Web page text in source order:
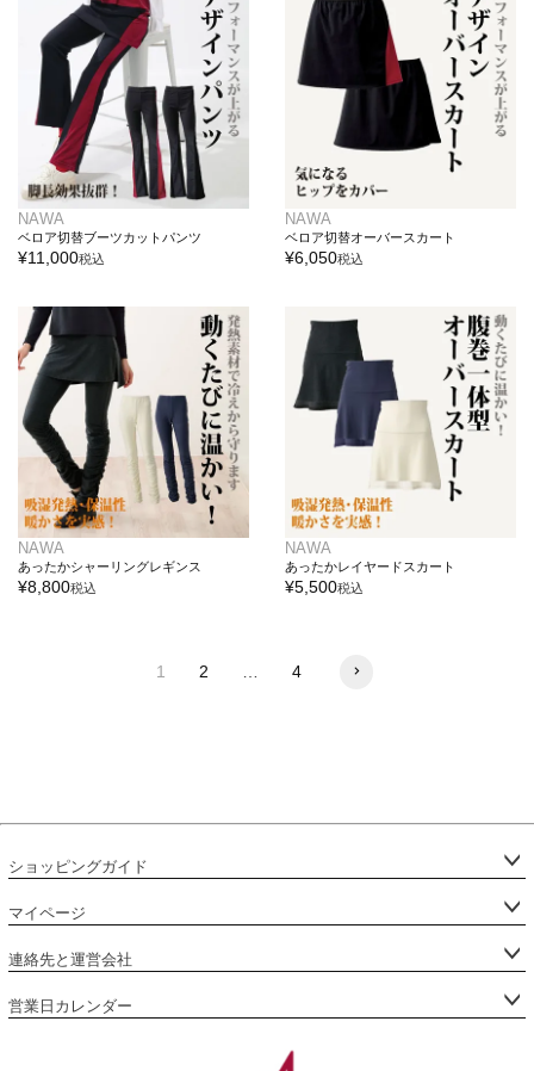
NAWA
ベロア切替ブーツカットパンツ
¥11,000税込
NAWA
ベロア切替オーバースカート
¥6,050税込
NAWA
あったかシャーリングレギンス
¥8,800税込
NAWA
あったかレイヤードスカート
¥5,500税込
1 2 4
ショッピングガイド
マイページ
連絡先と運営会社
営業日カレンダー